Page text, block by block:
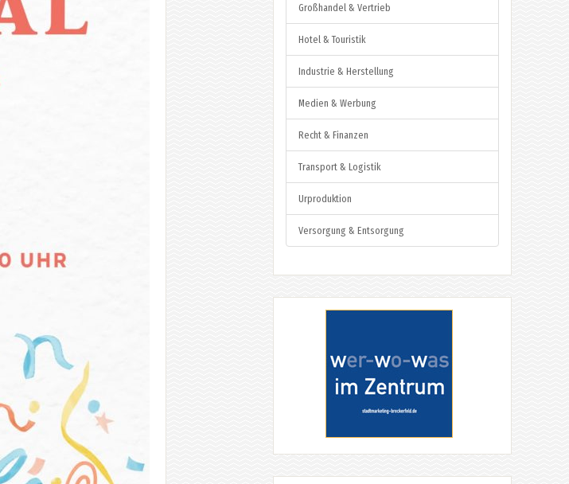
Großhandel & Vertrieb
Hotel & Touristik
Industrie & Herstellung
Medien & Werbung
Recht & Finanzen
Transport & Logistik
Urproduktion
Versorgung & Entsorgung